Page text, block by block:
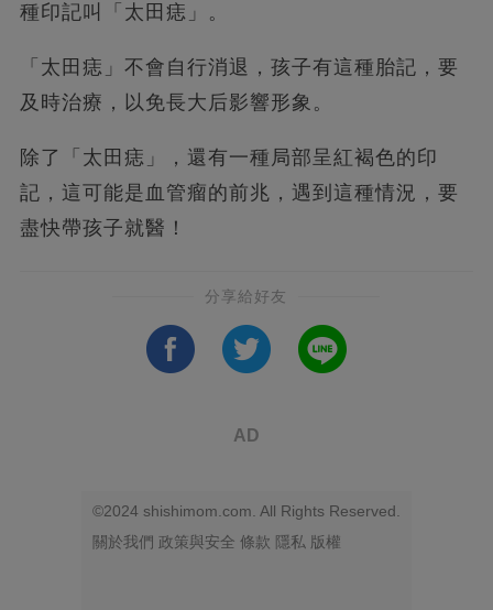
種印記叫「太田痣」。
「太田痣」不會自行消退，孩子有這種胎記，要
及時治療，以免長大后影響形象。
除了「太田痣」，還有一種局部呈紅褐色的印
記，這可能是血管瘤的前兆，遇到這種情況，要
盡快帶孩子就醫！
分享給好友
AD
©2024 shishimom.com. All Rights Reserved.
關於我們 政策與安全 條款 隱私 版權